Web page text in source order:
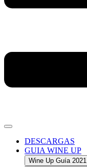
DESCARGAS
GUIA WINE UP
Wine Up Guía 2021